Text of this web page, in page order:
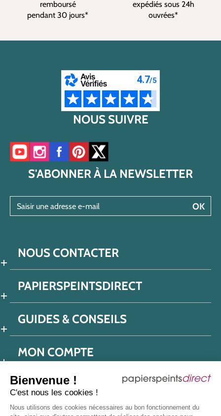
Bienvenue !
C'est nous les cookies !
Nous utilisons des cookies nécessaires au bon fonctionnement du
remboursé
pendant 30 jours*
expédiés sous 24h
ouvrées*
NOUS SUIVRE
Accéder à notre chaîne YouTube
Accéder à notre compte Instagram
Accéder à notre page Facebook
Accéder à notre compte Pinterest
Accéder à notre compte Twitter/X
S'ABONNER À LA NEWSLETTER
OK
NOUS CONTACTER
PAPIERSPEINTSDIRECT
GUIDES & CONSEILS
MON COMPTE